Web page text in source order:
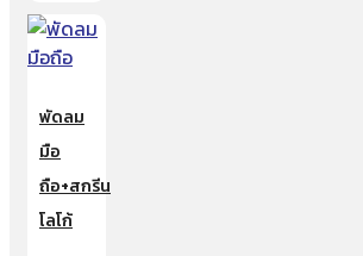
พัดลม
มือ
ถือ+สกรีน
โลโก้